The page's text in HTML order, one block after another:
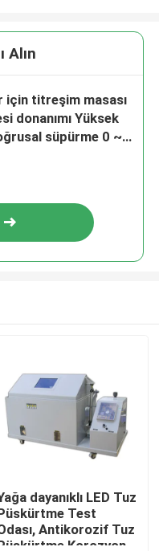
Alın
için titreşim masası
donanımı Yüksek
süpürme 0 ~
dayanıklı LED Tuz
Test
Antikorozif Tuz
Korozyon